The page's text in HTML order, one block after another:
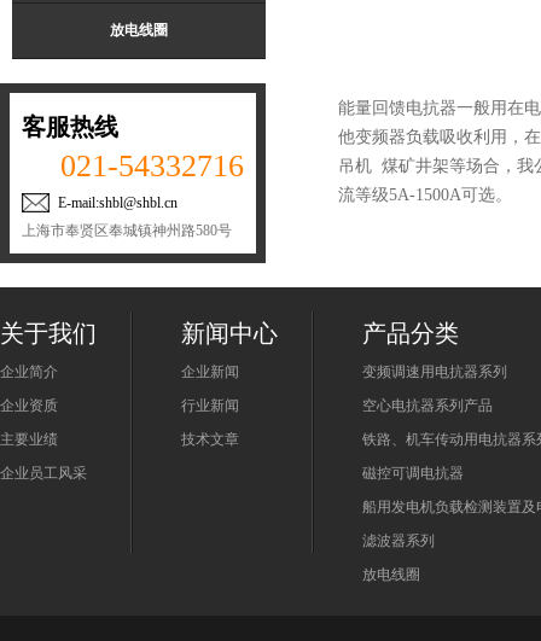
放电线圈
客服热线
021-54332716
E-mail:shbl@shbl.cn
上海市奉贤区奉城镇神州路580号
能量回馈电抗器一般用在
他变频器负载吸收利用，
吊机 煤矿井架等场合，我
流等级5A-1500A可选。
关于我们
企业简介
企业资质
主要业绩
企业员工风采
新闻中心
企业新闻
行业新闻
技术文章
产品分类
变频调速用电抗器系列
空心电抗器系列产品
铁路、机车传动用电抗器系
磁控可调电抗器
船用发电机负载检测装置及
滤波器系列
放电线圈